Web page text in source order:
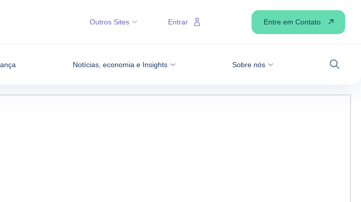
Notícias, economia e Insights Sobre nós
Busca
Outros Sites Entrar Entre em Contato